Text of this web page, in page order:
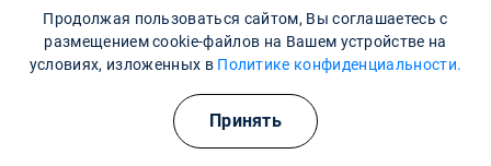
Отзывы
Карта сайта
Продолжая пользоваться сайтом, Вы соглашаетесь с
размещением cookie-файлов на Вашем устройстве на
условиях, изложенных в Политике конфиденциальности.
Принять